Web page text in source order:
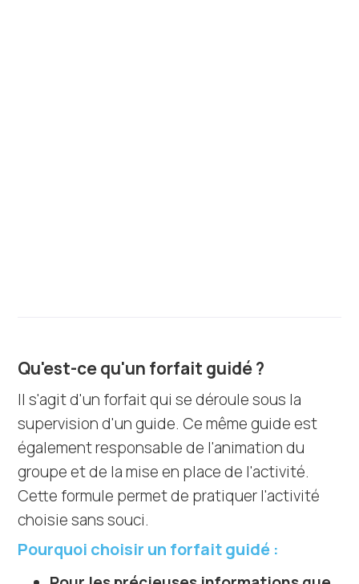
Qu'est-ce qu'un forfait guidé ?
Il s'agit d'un forfait qui se déroule sous la
supervision d'un guide. Ce même guide est
également responsable de l'animation du
groupe et de la mise en place de l'activité.
Cette formule permet de pratiquer l'activité
choisie sans souci.
Pourquoi choisir un forfait guidé :